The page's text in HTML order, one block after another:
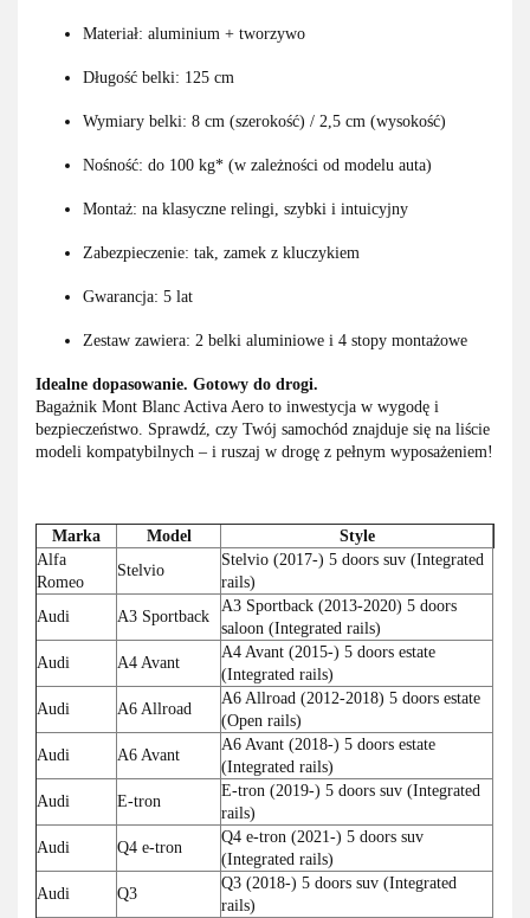
Materiał: aluminium + tworzywo
Długość belki: 125 cm
Wymiary belki: 8 cm (szerokość) / 2,5 cm (wysokość)
Nośność: do 100 kg* (w zależności od modelu auta)
Montaż: na klasyczne relingi, szybki i intuicyjny
Zabezpieczenie: tak, zamek z kluczykiem
Gwarancja: 5 lat
Zestaw zawiera: 2 belki aluminiowe i 4 stopy montażowe
Idealne dopasowanie. Gotowy do drogi.
Bagażnik Mont Blanc Activa Aero to inwestycja w wygodę i
bezpieczeństwo. Sprawdź, czy Twój samochód znajduje się na liście
modeli kompatybilnych – i ruszaj w drogę z pełnym wyposażeniem!
Marka Model
Style
Alfa
Romeo
Stelvio
Stelvio (2017-) 5 doors suv (Integrated
rails)
Audi
A3 Sportback
A3 Sportback (2013-2020) 5 doors
saloon (Integrated rails)
Audi
A4 Avant
A4 Avant (2015-) 5 doors estate
(Integrated rails)
Audi
A6 Allroad
A6 Allroad (2012-2018) 5 doors estate
(Open rails)
Audi
A6 Avant
A6 Avant (2018-) 5 doors estate
(Integrated rails)
Audi
E-tron
E-tron (2019-) 5 doors suv (Integrated
rails)
Audi
Q4 e-tron
Q4 e-tron (2021-) 5 doors suv
(Integrated rails)
Audi
Q3
Q3 (2018-) 5 doors suv (Integrated
rails)